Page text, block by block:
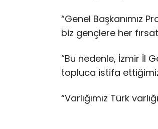
“Genel Başkanımız
biz gençlere her
“Bu nedenle, İzmir İl
topluca istifa
“Varlığımız Türk